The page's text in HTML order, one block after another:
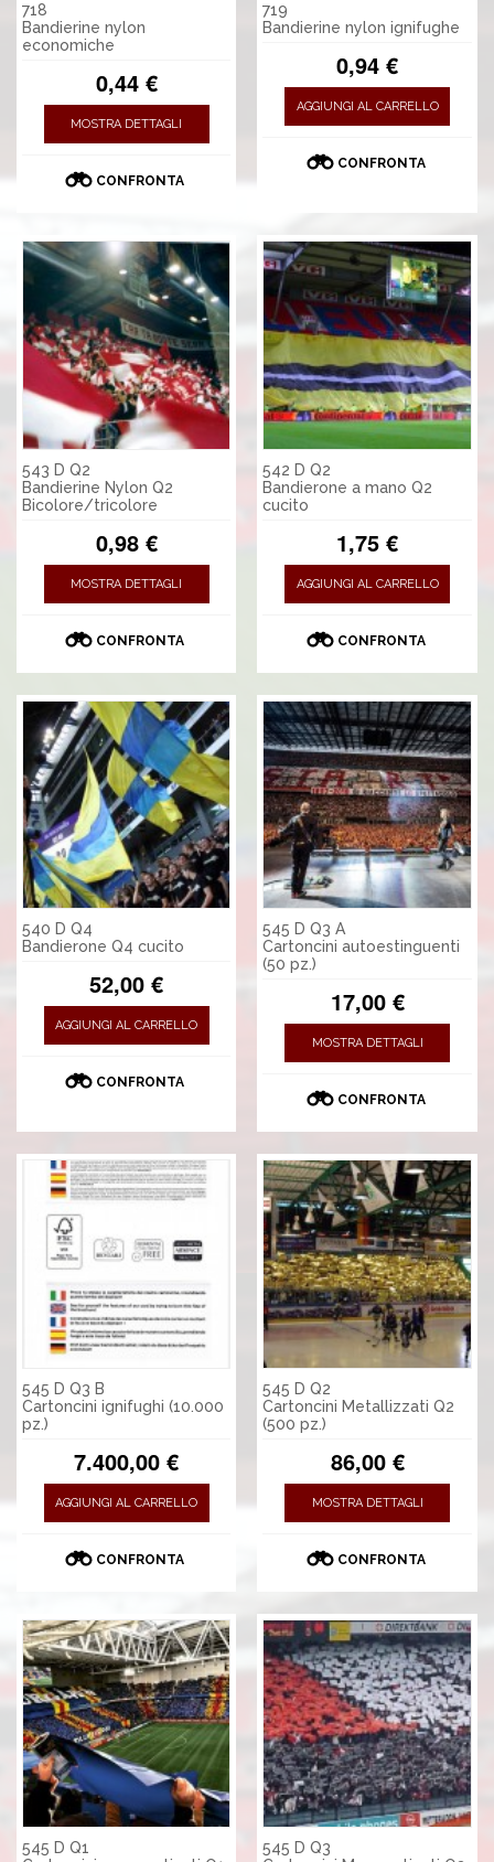
718
Bandierine nylon
economiche
0,44 €
MOSTRA DETTAGLI
CONFRONTA
719
Bandierine nylon ignifughe
0,94 €
AGGIUNGI AL CARRELLO
CONFRONTA
543 D Q2
Bandierine Nylon Q2
Bicolore/tricolore
0,98 €
MOSTRA DETTAGLI
CONFRONTA
542 D Q2
Bandierone a mano Q2
cucito
1,75 €
AGGIUNGI AL CARRELLO
CONFRONTA
540 D Q4
Bandierone Q4 cucito
52,00 €
AGGIUNGI AL CARRELLO
CONFRONTA
545 D Q3 A
Cartoncini autoestinguenti
(50 pz.)
17,00 €
MOSTRA DETTAGLI
CONFRONTA
545 D Q3 B
Cartoncini ignifughi (10.000
pz.)
7.400,00 €
AGGIUNGI AL CARRELLO
CONFRONTA
545 D Q2
Cartoncini Metallizzati Q2
(500 pz.)
86,00 €
MOSTRA DETTAGLI
CONFRONTA
545 D Q1
545 D Q3